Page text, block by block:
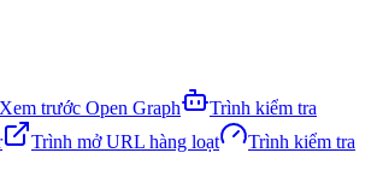
Xem trước Open Graph
Trình kiểm tra
Trình mở URL hàng loạt
Trình kiểm tra